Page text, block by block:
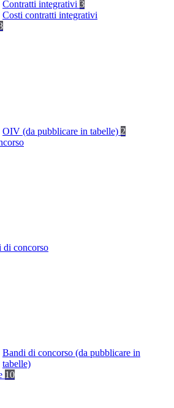
Contratti integrativi 3
Costi contratti integrativi
OIV (da pubblicare in tabelle) 2
di concorso
Bandi di concorso (da pubblicare in
tabelle)
10